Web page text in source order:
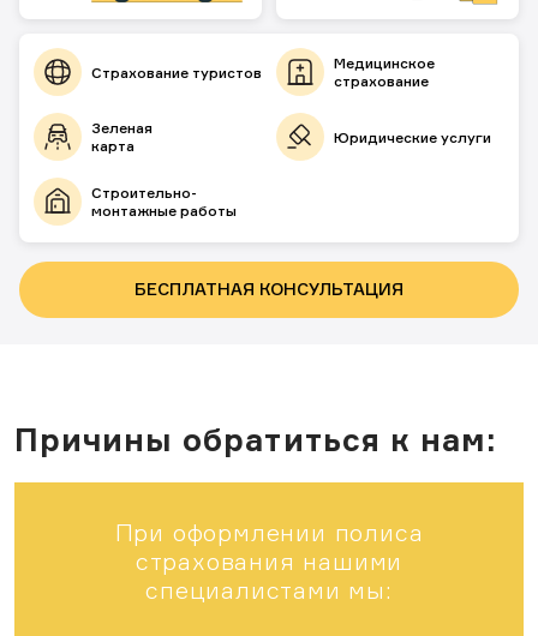
Страхование туристов
Медицинское
страхование
Зеленая
карта
Юридические услуги
Строительно-
монтажные работы
БЕСПЛАТНАЯ КОНСУЛЬТАЦИЯ
Причины обратиться к нам:
При оформлении полиса
страхования нашими
специалистами мы:
+7 495 660-00-98
Обратный звонок